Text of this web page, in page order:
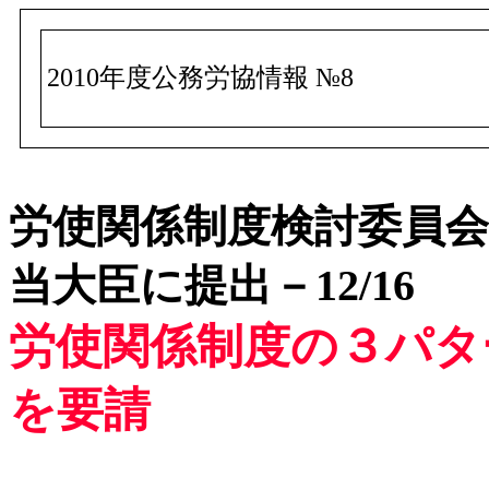
2010年度公務労協情報 №8
労使関係制度検討委員
当大臣に提出－12/16
労使関係制度の３パ
を要請